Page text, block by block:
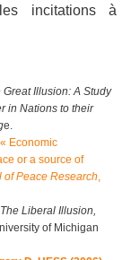
incitations à
Great Illusion: A Study
in Nations to their
e.
Economic
or a source of
of Peace Research,
The Liberal Illusion,
of Michigan